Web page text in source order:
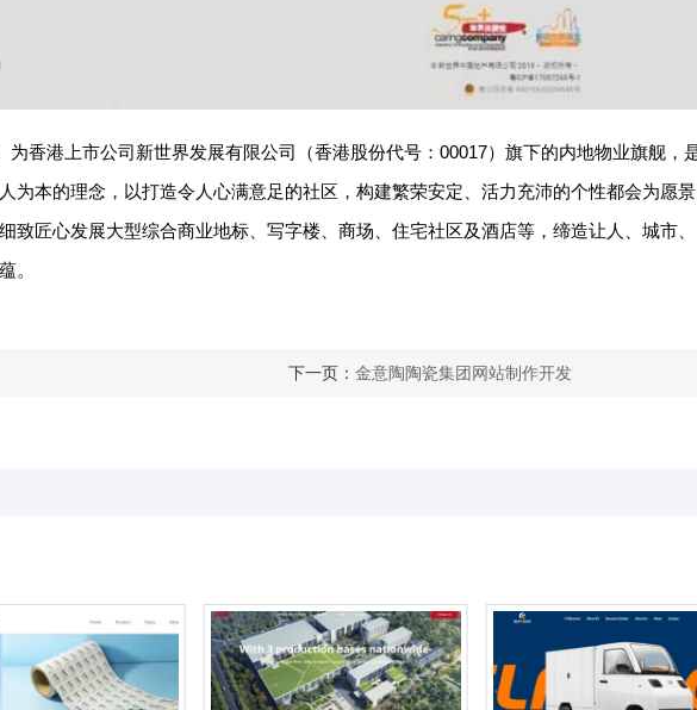
为香港上市公司新世界发展有限公司（香港股份代号：00017）旗下的内地物业旗舰，
为本的理念，以打造令人心满意足的社区，构建繁荣安定、活力充沛的个性都会为愿
致匠心发展大型综合商业地标、写字楼、商场、住宅社区及酒店等，缔造让人、城市
。
下一页：金意陶陶瓷集团网站制作开发